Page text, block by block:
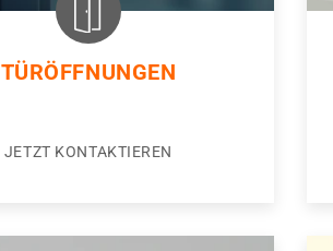
TÜRÖFFNUNGEN
JETZT KONTAKTIEREN